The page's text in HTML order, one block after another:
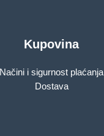
Kupovina
Načini i sigurnost plaćanja
Dostava